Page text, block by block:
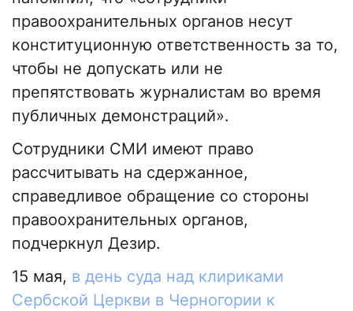
правоохранительных органов несут
конституционную ответственность за то,
чтобы не допускать или не
препятствовать журналистам во время
публичных демонстраций».
Сотрудники СМИ имеют право
рассчитывать на сдержанное,
справедливое обращение со стороны
правоохранительных органов,
подчеркнул Дезир.
15 мая, в день суда над клириками
Сербской Церкви в Черногории к